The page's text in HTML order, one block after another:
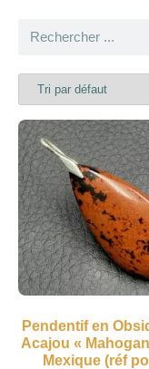
Pendentif en
Acajou «
Mexique (réf